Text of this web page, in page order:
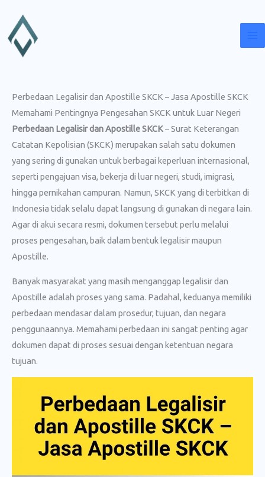
konten
Perbedaan Legalisir dan Apostille SKCK – Jasa Apostille SKCK
Memahami Pentingnya Pengesahan SKCK untuk Luar Negeri
Perbedaan Legalisir dan Apostille SKCK– Surat Keterangan
Catatan Kepolisian (SKCK) merupakan salah satu dokumen
yang sering di gunakan untuk berbagai keperluan internasional,
seperti pengajuan visa, bekerja di luar negeri, studi, imigrasi,
hingga pernikahan campuran. Namun, SKCK yang di terbitkan di
Indonesia tidak selalu dapat langsung di gunakan di negara lain.
Agar di akui secara resmi, dokumen tersebut perlu melalui
proses pengesahan, baik dalam bentuk legalisir maupun
Apostille.
Banyak masyarakat yang masih menganggap legalisir dan
Apostille adalah proses yang sama. Padahal, keduanya memiliki
perbedaan mendasar dalam prosedur, tujuan, dan negara
penggunaannya. Memahami perbedaan ini sangat penting agar
dokumen dapat di proses sesuai dengan ketentuan negara
tujuan.